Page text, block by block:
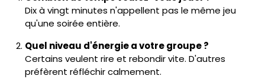
Dix à vingt minutes n'appellent pas le même jeu
qu'une soirée entière.
Quel niveau d'énergie a votre groupe ?
Certains veulent rire et rebondir vite. D'autres
préfèrent réfléchir calmement.